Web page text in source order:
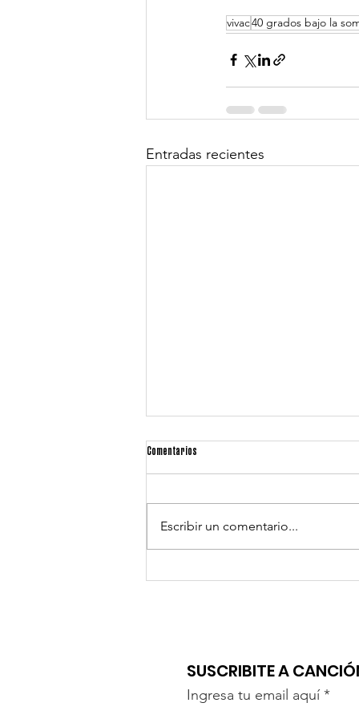
vivac40 grados bajo la
Entradas recientes
Comentarios
Escribir un comentario...
SUSCRIBITE A
Ingresa tu email aquí